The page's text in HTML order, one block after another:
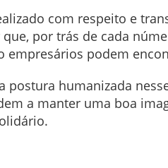
com respeito e
por trás de cada
podem
postura humanizada
a manter uma boa